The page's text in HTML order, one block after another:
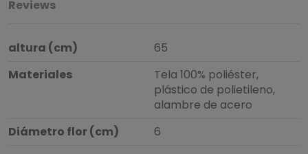
Reviews
altura (cm)
65
Materiales
Tela 100% poliéster,
plástico de polietileno,
alambre de acero
Diámetro flor (cm)
6